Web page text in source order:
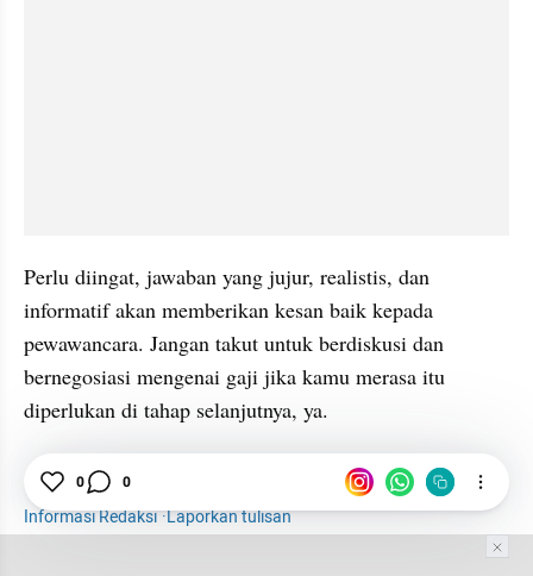
Perlu diingat, jawaban yang jujur, realistis, dan
informatif akan memberikan kesan baik kepada
pewawancara. Jangan takut untuk berdiskusi dan
bernegosiasi mengenai gaji jika kamu merasa itu
diperlukan di tahap selanjutnya, ya.
Gaji
Interview Kerja
Informasi Redaksi·Laporkan tulisan
0 0